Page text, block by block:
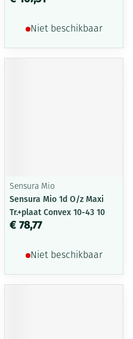
Niet beschikbaar
Sensura Mio
Sensura Mio 1d O/z Maxi
Tr.+plaat Convex 10-43 10
€ 78,77
Niet beschikbaar